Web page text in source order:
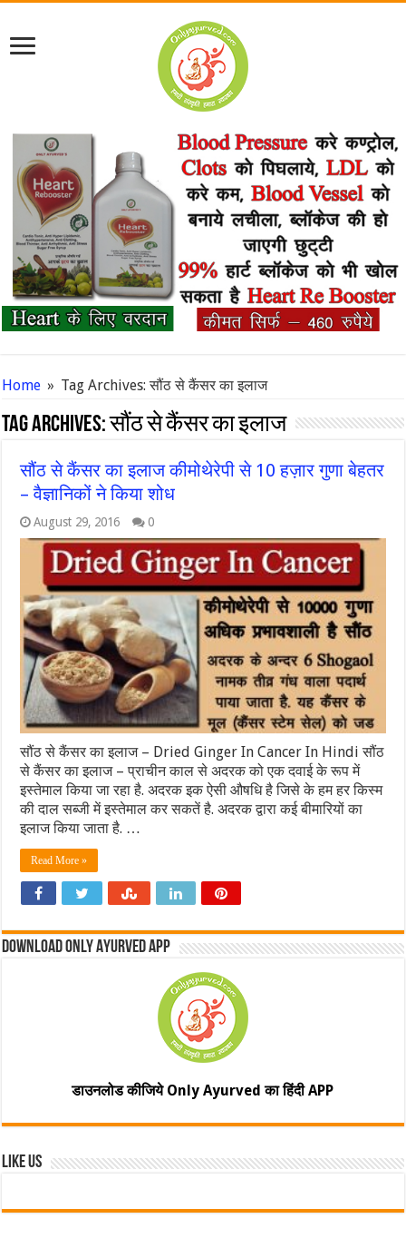
Home » Tag Archives: सौंठ से कैंसर का इलाज
Tag Archives:सौंठ से कैंसर का इलाज
सौंठ से कैंसर का इलाज कीमोथेरेपी से 10 हज़ार गुणा बेहतर
– वैज्ञानिकों ने किया शोध
August 29, 2016 0
सौंठ से कैंसर का इलाज – Dried Ginger In Cancer In Hindi सौंठ
से कैंसर का इलाज – प्राचीन काल से अदरक को एक दवाई के रूप में
इस्तेमाल किया जा रहा है. अदरक इक ऐसी औषधि है जिसे के हम हर किस्म
की दाल सब्जी में इस्तेमाल कर सकतें है. अदरक द्वारा कई बीमारियों का
इलाज किया जाता है. …
Read More »
Download Only Ayurved App
डाउनलोड कीजिये Only Ayurved का हिंदी APP
Like Us